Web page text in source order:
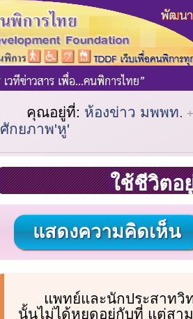
คุณอยู่ที่: ห้องข่าว มพพท.
ศักยภาพ'หู'
ใช้ชีวิตอ
แสดงความคิดเห็น
แพทย์และนักประสาทวิ
นั้นไม่ได้หยุดอยู่กับที่ แต่สาม